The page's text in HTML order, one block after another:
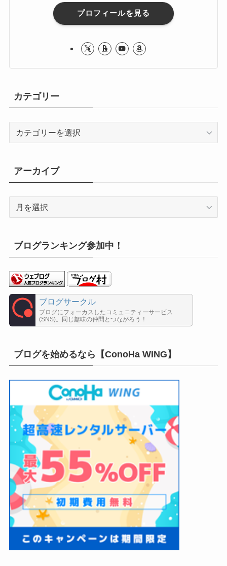
プロフィールを見る
カテゴリー
ー
アーカイブ
ブ
ブログランキング参加中！
ブログサークル
ブログにフォーカスしたコミュニティーサービス
(SNS)。同じ趣味の仲間とつながろう！
ブログを始めるなら【ConoHa WING】